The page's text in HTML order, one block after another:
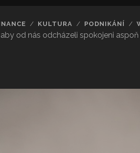
od nás odcházeli spokojeni
KULTURA PODNIKÁNÍ